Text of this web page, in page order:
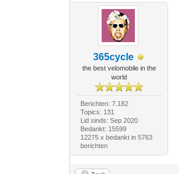
365cycle
the best velomobile in the
world
Berichten: 7.182
Topics: 131
Lid sinds: Sep 2020
Bedankt: 15599
12275 x bedankt in 5763
berichten